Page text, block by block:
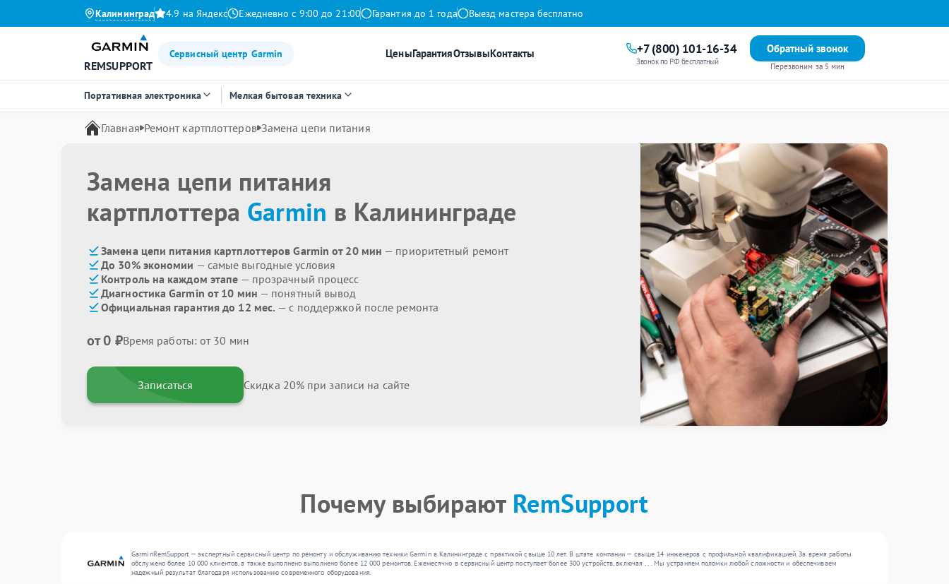
Калининград 4.9 на Яндекс Ежедневно с 9:00 до 21:00 Гарантия до 1 года Выезд мастера бесплатно
REMSUPPORT
Сервисный центр Garmin ЦеныГарантияОтзывыКонтакты +7 (800) 101-16-34
Звонок по РФ бесплатный
Обратный звонок
Перезвоним за 5 мин
Портативная электроника Мелкая бытовая техника
Главная Ремонт картплоттеров Замена цепи питания
Замена цепи питания
картплоттера Garmin в Калининграде
Замена цепи питания картплоттеров Garmin от 20 мин — приоритетный ремонт
До 30% экономии — самые выгодные условия
Контроль на каждом этапе — прозрачный процесс
Диагностика Garmin от 10 мин — понятный вывод
Официальная гарантия до 12 мес. — с поддержкой после ремонта
от 0 ₽Время работы: от 30 мин
Записаться Скидка 20% при записи на сайте
Почему выбирают RemSupport
GarminRemSupport — экспертный сервисный центр по ремонту и обслуживанию техники Garmin в Калининграде с практикой свыше 10 лет. В штате компании — свыше 14 инженеров с профильной квалификацией. За время работы
обслужено более 10 000 клиентов, а также выполнено выполнено более 12 000 ремонтов. Ежемесячно в сервисный центр поступает более 300 устройств, включая , , . Мы устраняем поломки любой сложности и обеспечиваем
надежный результат благодаря использованию современного оборудования.